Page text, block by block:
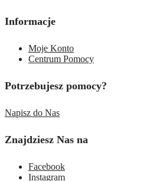
Informacje
Moje Konto
Centrum Pomocy
Potrzebujesz pomocy?
Napisz do Nas
Znajdziesz Nas na
Facebook
Instagram